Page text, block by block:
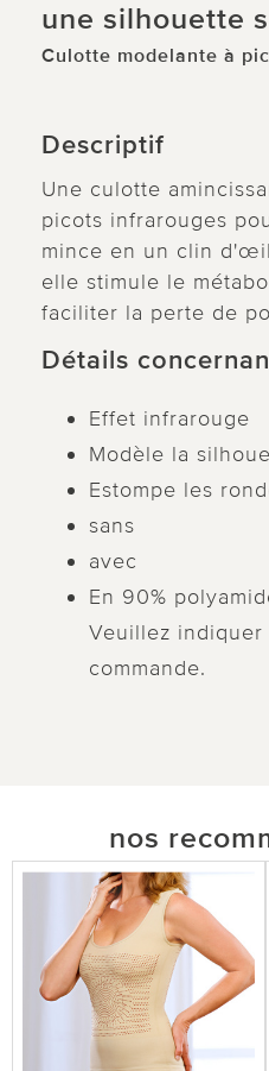
une silhouette
Culotte modelante à
Descriptif
Une culotte
picots infrarouges
mince en un clin
elle stimule le
faciliter la perte de
Détails
Effet infrarouge
Modèle la
Estompe les
sans
avec
En 90%
Veuillez
commande.
nos